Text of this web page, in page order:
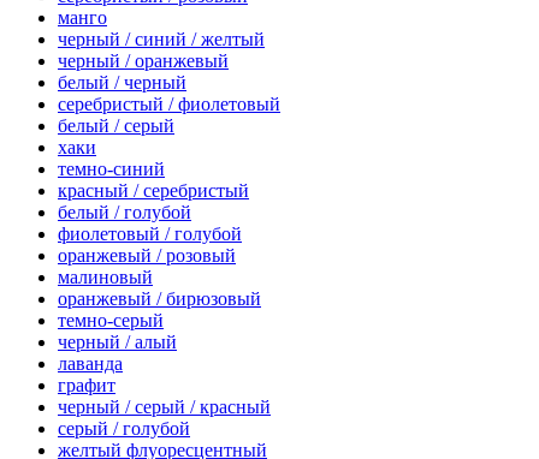
манго
черный / синий / желтый
черный / оранжевый
белый / черный
серебристый / фиолетовый
белый / серый
хаки
темно-синий
красный / серебристый
белый / голубой
фиолетовый / голубой
оранжевый / розовый
малиновый
оранжевый / бирюзовый
темно-серый
черный / алый
лаванда
графит
черный / серый / красный
серый / голубой
желтый флуоресцентный